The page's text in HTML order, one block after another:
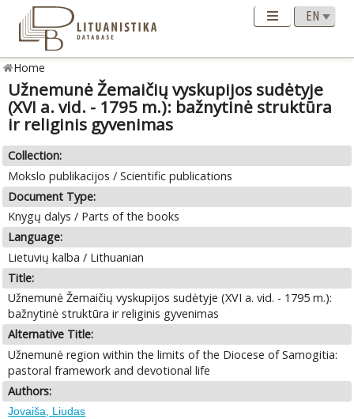
Home
Užnemunė Žemaičių vyskupijos sudėtyje
(XVI a. vid. - 1795 m.): bažnytinė struktūra
ir religinis gyvenimas
Collection:
Mokslo publikacijos / Scientific publications
Document Type:
Knygų dalys / Parts of the books
Language:
Lietuvių kalba / Lithuanian
Title:
Užnemunė Žemaičių vyskupijos sudėtyje (XVI a. vid. - 1795 m.):
bažnytinė struktūra ir religinis gyvenimas
Alternative Title:
Užnemunė region within the limits of the Diocese of Samogitia:
pastoral framework and devotional life
Authors:
Jovaiša, Liudas